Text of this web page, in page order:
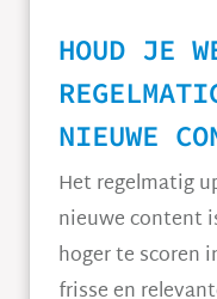
HOUD JE
NIEUWE
Het regelmatig
nieuwe content
hoger te scoren